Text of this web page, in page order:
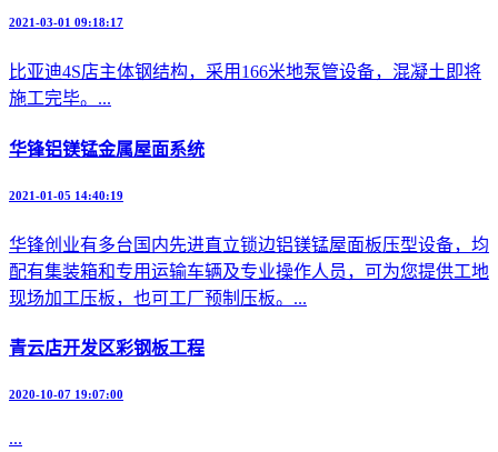
2021-03-01 09:18:17
比亚迪4S店主体钢结构，采用166米地泵管设备，混凝土即将
施工完毕。...
华锋铝镁锰金属屋面系统
2021-01-05 14:40:19
华锋创业有多台国内先进直立锁边铝镁锰屋面板压型设备，均
配有集装箱和专用运输车辆及专业操作人员，可为您提供工地
现场加工压板，也可工厂预制压板。...
青云店开发区彩钢板工程
2020-10-07 19:07:00
...